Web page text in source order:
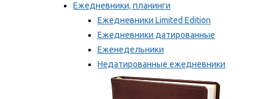
Ежедневники, планинги
Ежедневники Limited Edition
Ежедневники датированные
Еженедельники
Недатированные ежедневники
Планинги
Мы рекомендуем